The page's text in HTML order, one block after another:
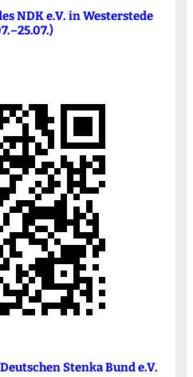
NDK e.V. in Westerstede
Stenka Bund e.V.